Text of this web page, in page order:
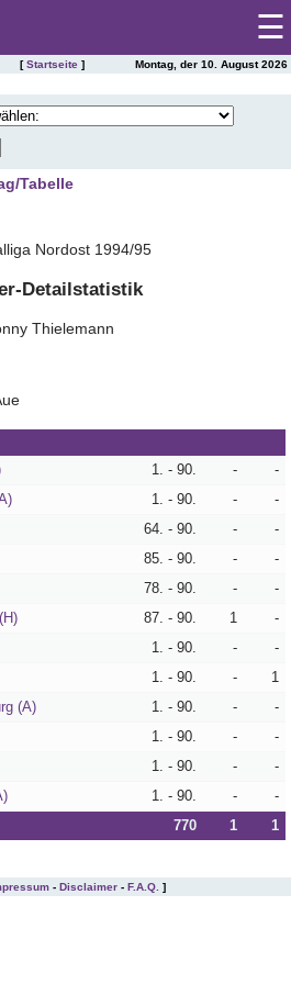
☰
[Startseite] Montag, der 10. August 2026
Tabelle
6 7
8
10 11
12
Nordost 1994/95
Detailstatistik
Thielemann
1. - 90. -
-
1. - 90. -
-
64. - 90. -
-
85. - 90. -
-
78. - 90. -
-
87. - 90. 1
-
1. - 90. -
-
1. - 90. -
1
(A)
1. - 90. -
-
1. - 90. -
-
1. - 90. -
-
1. - 90. -
-
770 1 1
- Disclaimer- F.A.Q. ]